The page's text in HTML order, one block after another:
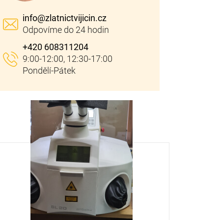
info@zlatnictvijicin.cz
+420 608311204